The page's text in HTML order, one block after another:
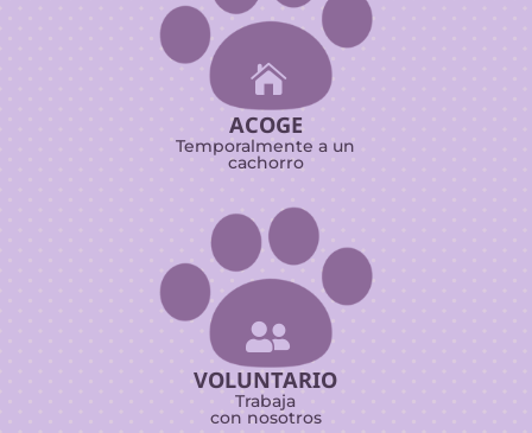

ACOGE
Temporalmente a un
cachorro

VOLUNTARIO
Trabaja
con nosotros